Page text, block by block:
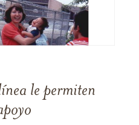
le permiten